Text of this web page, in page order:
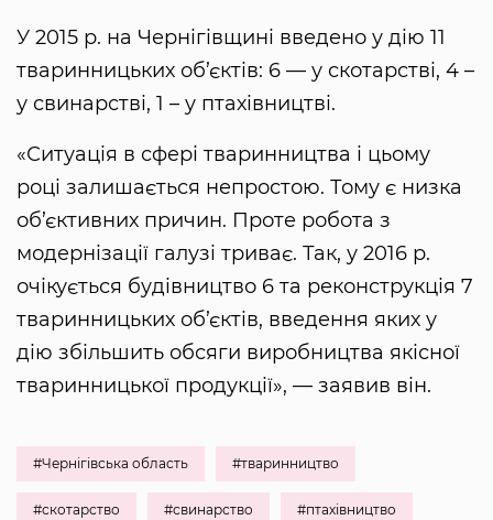
У 2015 р. на Чернігівщині введено у дію 11
тваринницьких об’єктів: 6 — у скотарстві, 4 –
у свинарстві, 1 – у птахівництві.
«Ситуація в сфері тваринництва і цьому
році залишається непростою. Тому є низка
об’єктивних причин. Проте робота з
модернізації галузі триває. Так, у 2016 р.
очікується будівництво 6 та реконструкція 7
тваринницьких об’єктів, введення яких у
дію збільшить обсяги виробництва якісної
тваринницької продукції», — заявив він.
#Чернігівська область #тваринництво
#скотарство #свинарство #птахівництво